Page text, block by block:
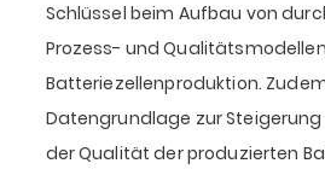
Schlüssel beim Aufbau von
Prozess- und
Batteriezellenproduktion.
Datengrundlage zur
der Qualität der produzierten